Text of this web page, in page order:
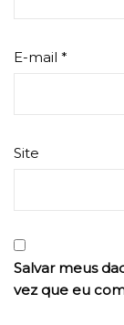
E-mail *
Site
Salvar meus
vez que eu